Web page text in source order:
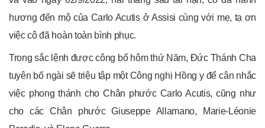
hương đến mộ của Carlo Acutis ở Assisi cùng với mẹ, tạ ơn
việc cô đã hoàn toàn bình phục.
Trong sắc lệnh được công bố hôm thứ Năm, Đức Thánh Cha
tuyên bố ngài sẽ triệu tập một Công nghị Hồng y để cân nhắc
việc phong thánh cho Chân phước Carlo Acutis, cũng như
cho các Chân phước Giuseppe Allamano, Marie-Léonie